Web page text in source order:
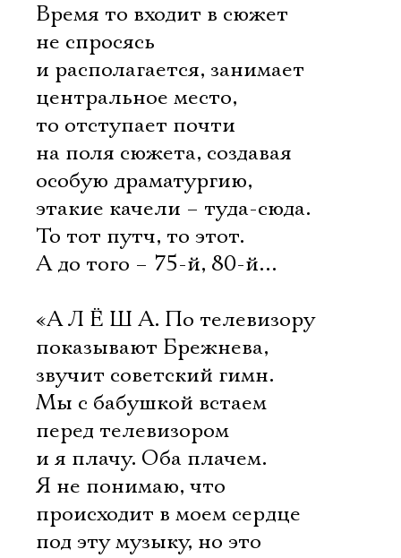
Время то входит в сюжет
не спросясь
и располагается, занимает
центральное место,
то отступает почти
на поля сюжета, создавая
особую драматургию,
этакие качели – туда-сюда.
То тот путч, то этот.
А до того – 75-й, 80-й…
«А Л Ё Ш А. По телевизору
показывают Брежнева,
звучит советский гимн.
Мы с бабушкой встаем
перед телевизором
и я плачу. Оба плачем.
Я не понимаю, что
происходит в моем сердце
под эту музыку, но это